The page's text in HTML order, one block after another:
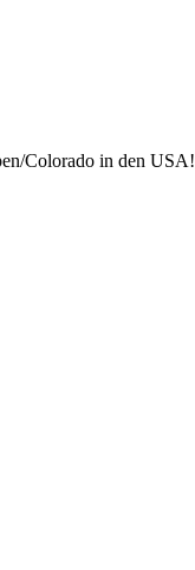
Colorado in den USA!